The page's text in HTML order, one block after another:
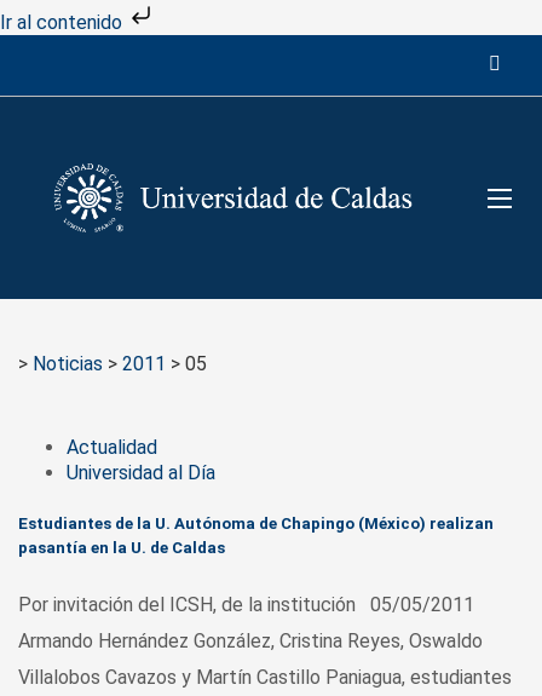
Ir al contenido
> Noticias > 2011 > 05
Actualidad
Universidad al Día
Estudiantes de la U. Autónoma de Chapingo (México) realizan
pasantía en la U. de Caldas
Por invitación del ICSH, de la institución 05/05/2011
Armando Hernández González, Cristina Reyes, Oswaldo
Villalobos Cavazos y Martín Castillo Paniagua, estudiantes